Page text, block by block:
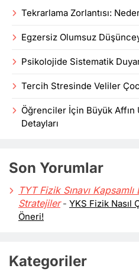
Tekrarlama Zorlantısı:
Egzersiz Olumsuz
Psikolojide Sistematik
Tercih Stresinde Veliler
Öğrenciler İçin Büyük Affın
Detayları
Son Yorumlar
TYT Fizik Sınavı
Stratejiler- YKS Fizik Nasıl
Öneri!
Kategoriler